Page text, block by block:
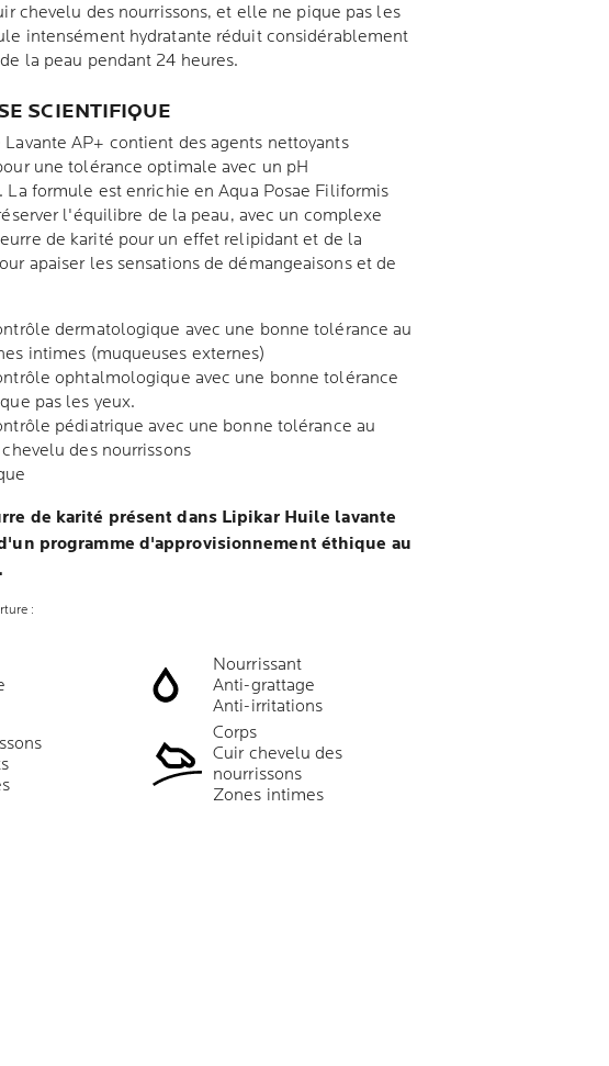
chevelu des nourrissons, et elle ne pique pas les
intensément hydratante réduit considérablement
la peau pendant 24 heures.
SCIENTIFIQUE
Lavante AP+ contient des agents nettoyants
une tolérance optimale avec un pH
La formule est enrichie en Aqua Posae Filiformis
l'équilibre de la peau, avec un complexe
de karité pour un effet relipidant et de la
apaiser les sensations de démangeaisons et de
dermatologique avec une bonne tolérance au
intimes (muqueuses externes)
ophtalmologique avec une bonne tolérance
pas les yeux.
pédiatrique avec une bonne tolérance au
des nourrissons
de karité présent dans Lipikar Huile lavante
programme d'approvisionnement éthique au
:
Nourrissant
Anti-grattage
Anti-irritations
Corps
Cuir chevelu des
nourrissons
Zones intimes